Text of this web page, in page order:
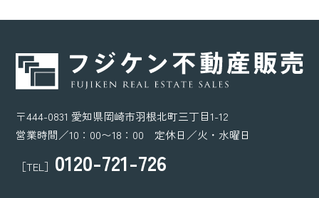
〒444-0831 愛知県岡崎市羽根北町三丁目1-12
営業時間／10：00〜18：00 定休日／火・水曜日
［TEL］ 0120-721-726